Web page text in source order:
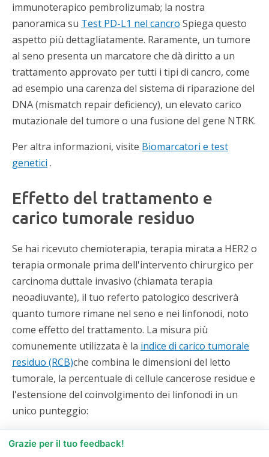
immunoterapico pembrolizumab; la nostra
panoramica su Test PD-L1 nel cancro Spiega questo
aspetto più dettagliatamente. Raramente, un tumore
al seno presenta un marcatore che dà diritto a un
trattamento approvato per tutti i tipi di cancro, come
ad esempio una carenza del sistema di riparazione del
DNA (mismatch repair deficiency), un elevato carico
mutazionale del tumore o una fusione del gene NTRK.
Per altra informazioni, visite Biomarcatori e test
genetici .
Effetto del trattamento e
carico tumorale residuo
Se hai ricevuto chemioterapia, terapia mirata a HER2 o
terapia ormonale prima dell'intervento chirurgico per
carcinoma duttale invasivo (chiamata terapia
neoadiuvante), il tuo referto patologico descriverà
quanto tumore rimane nel seno e nei linfonodi, noto
come effetto del trattamento. La misura più
comunemente utilizzata è la indice di carico tumorale
residuo (RCB)che combina le dimensioni del letto
tumorale, la percentuale di cellule cancerose residue e
l'estensione del coinvolgimento dei linfonodi in un
unico punteggio:
RCB-0 (risposta patologica completa) —
tumore invasivo residuo nella mammella o nei
Grazie per il tuo feedback!